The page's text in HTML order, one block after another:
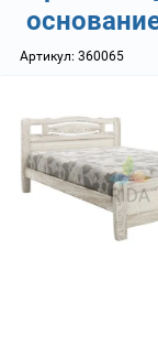
Артикул: 360065